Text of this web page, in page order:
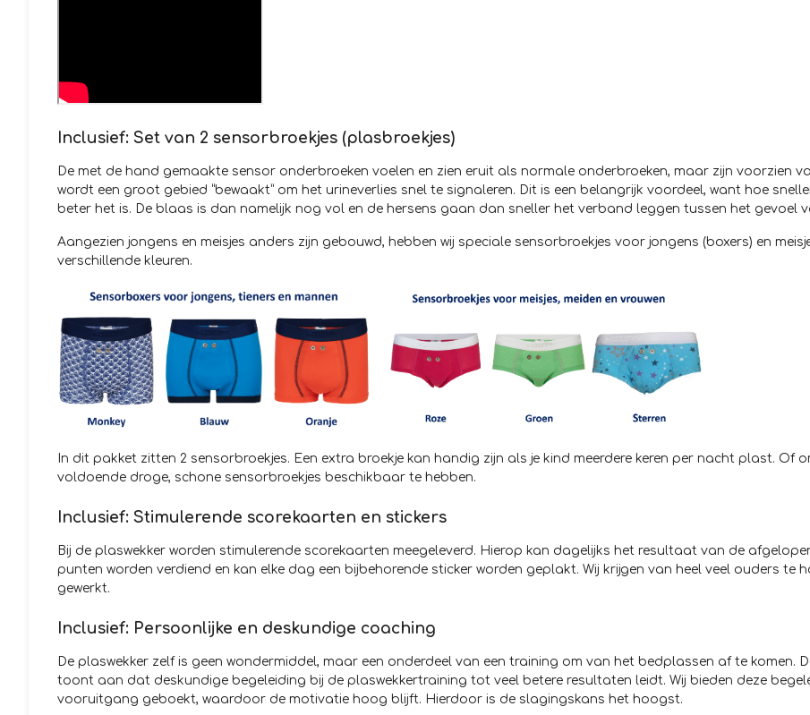
Inclusief: Set van 2 sensorbroekjes (plasbroekjes)
De met de hand gemaakte sensor onderbroeken voelen en zien eruit als normale onderbroeken, maar zijn voorzien
wordt een groot gebied “bewaakt” om het urineverlies snel te signaleren. Dit is een belangrijk voordeel, want hoe
beter het is. De blaas is dan namelijk nog vol en de hersens gaan dan sneller het verband leggen tussen het gevoel
Aangezien jongens en meisjes anders zijn gebouwd, hebben wij speciale sensorbroekjes voor jongens (boxers) en
verschillende kleuren.
In dit pakket zitten 2 sensorbroekjes. Een extra broekje kan handig zijn als je kind meerdere keren per nacht plast. Of
voldoende droge, schone sensorbroekjes beschikbaar te hebben.
Inclusief: Stimulerende scorekaarten en stickers
Bij de plaswekker worden stimulerende scorekaarten meegeleverd. Hierop kan dagelijks het resultaat van de
punten worden verdiend en kan elke dag een bijbehorende sticker worden geplakt. Wij krijgen van heel veel ouders te
gewerkt.
Inclusief: Persoonlijke en deskundige coaching
De plaswekker zelf is geen wondermiddel, maar een onderdeel van een training om van het bedplassen af te komen.
toont aan dat deskundige begeleiding bij de plaswekkertraining tot veel betere resultaten leidt. Wij bieden deze
vooruitgang geboekt, waardoor de motivatie hoog blijft. Hierdoor is de slagingskans het hoogst.